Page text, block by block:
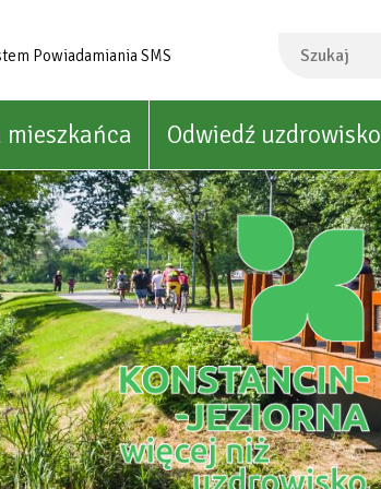
Powiadamiania SMS
mieszkańca Odwiedź uzdrowisko